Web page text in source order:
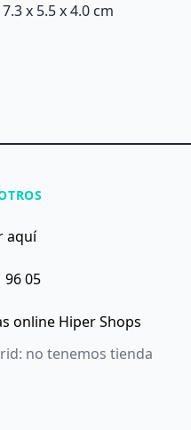
x 5.5 x 4.0 cm
aquí
96 05
online Hiper Shops
no tenemos tienda